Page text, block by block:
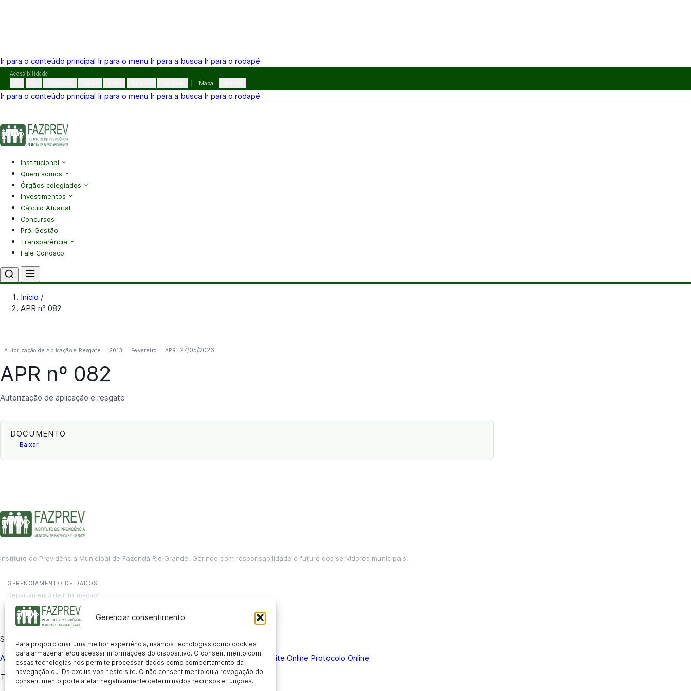
Gerenciar consentimento
Para proporcionar uma melhor experiência, usamos tecnologias como cookies
para armazenar e/ou acessar informações do dispositivo. O consentimento com
essas tecnologias nos permite processar dados como comportamento da
navegação ou IDs exclusivos neste site. O não consentimento ou a revogação do
consentimento pode afetar negativamente determinados recursos e funções.
Ir para o conteúdo principal Ir para o menu Ir para a busca Ir para o rodapé
Pular
o
Acessibilidade
Mapa
Ir para o conteúdo principal Ir para o menu Ir para a busca Ir para o rodapé
Institucional
Quem somos
Órgãos colegiados
Investimentos
Cálculo Atuarial
Concursos
Pró-Gestão
Transparência
Fale Conosco
Início /
APR nº 082
Autorização de Aplicação e Resgate 2013 Fevereiro APR 27/05/2026
APR nº 082
Autorização de aplicação e resgate
DOCUMENTO
Baixar
Instituto de Previdência Municipal de Fazenda Rio Grande. Gerindo com responsabilidade o futuro dos servidores municipais.
GERENCIAMENTO DE DADOS
Departamento de informação
contato@fazprev.pr.gov.br
(41) 3995-2146
Serviços
Aposentadoria Pensão por Morte Benefício por Invalidez Auxílio Doença Holerite Online Protocolo Online
Transparência